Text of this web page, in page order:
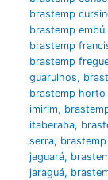
brastemp
brastemp embú
brastemp
brastemp
guarulhos,
brastemp
imirim,
itaberaba,
serra,
jaguará,
jaraguá,